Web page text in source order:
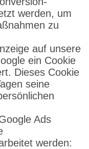
werden, um
zu
auf unsere
ein Cookie
Dieses Cookie
seine
Ads
werden: